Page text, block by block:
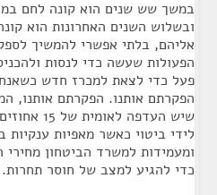
במשך שש שנים הוא קונה לחם
ובשלוש השנים האחרונות הוא
אליהם, בלתי אפשרי להמשיך
הפעולות שעשה כדי לנסות
פעל כדי לצאת למכרז חדש
הפקרתם אותנו. הפקרתם אותנו,
שיש
לידי ביטוי כאשר מאפיות
ומעמידות למשרד הביטחון
כדי להגיע למצב של חוסר תחרות.